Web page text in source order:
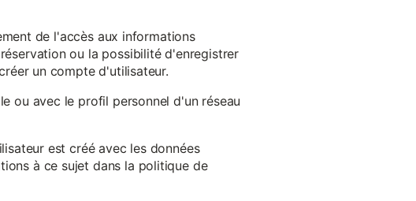
de l'accès aux informations
ou la possibilité d'enregistrer
un compte d'utilisateur.
ou avec le profil personnel d'un réseau
est créé avec les données
à ce sujet dans la politique de